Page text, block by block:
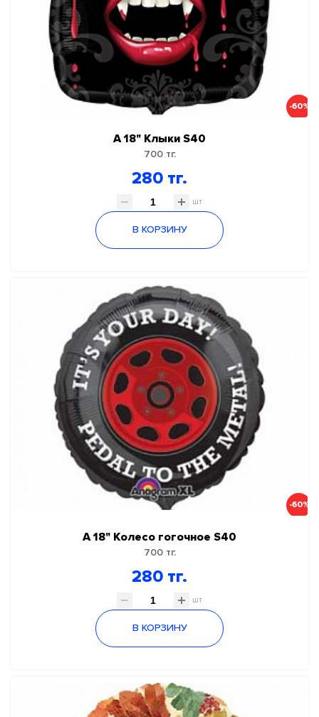
-60%
А 18" Клыки S40
700 тг.
280 тг.
шт
В КОРЗИНУ
-60%
А 18" Колесо гогочное S40
700 тг.
280 тг.
шт
В КОРЗИНУ